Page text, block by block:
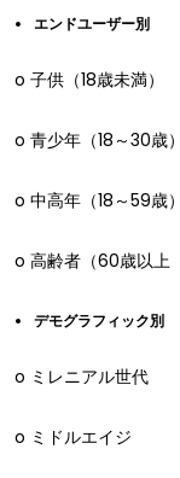
エンドユーザー別
o 子供（18歳未満）
o 青少年（18～30歳）
o 中高年（18～59歳）
o 高齢者（60歳以上
デモグラフィック別
o ミレニアル世代
o ミドルエイジ